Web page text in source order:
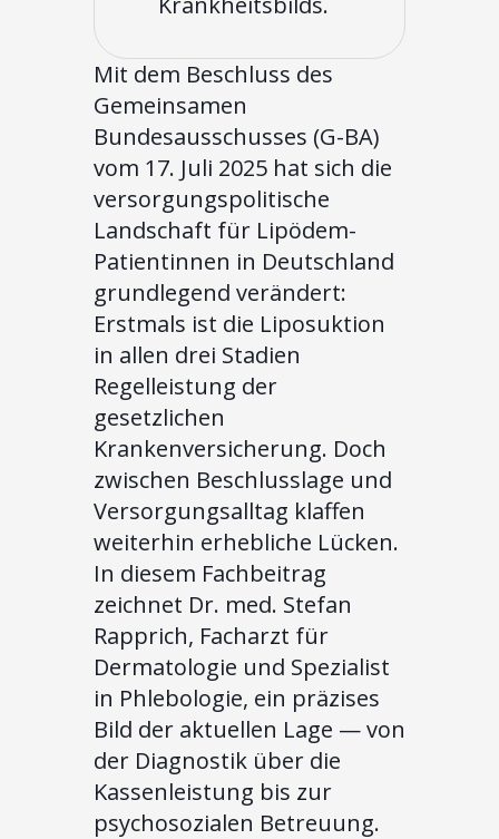
Mit dem Beschluss des
Gemeinsamen
Bundesausschusses (G-BA)
vom 17. Juli 2025 hat sich die
versorgungspolitische
Landschaft für Lipödem-
Patientinnen in Deutschland
grundlegend verändert:
Erstmals ist die Liposuktion
in allen drei Stadien
Regelleistung der
gesetzlichen
Krankenversicherung. Doch
zwischen Beschlusslage und
Versorgungsalltag klaffen
weiterhin erhebliche Lücken.
In diesem Fachbeitrag
zeichnet Dr. med. Stefan
Rapprich, Facharzt für
Dermatologie und Spezialist
in Phlebologie, ein präzises
Bild der aktuellen Lage — von
der Diagnostik über die
Kassenleistung bis zur
psychosozialen Betreuung.